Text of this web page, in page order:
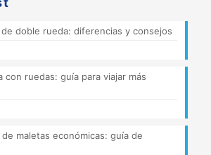
doble rueda: diferencias y consejos
con ruedas: guía para viajar más
maletas económicas: guía de